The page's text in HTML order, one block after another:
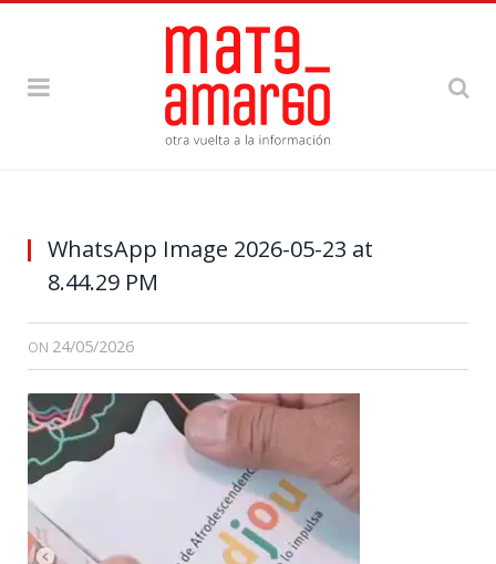
WhatsApp Image 2026-05-23 at
8.44.29 PM
ON 24/05/2026